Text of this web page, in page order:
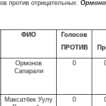
против отрицательных:
ФИО
Голосов
ПРОТИВ
Ормонов
Сапарали
0
Максатбек Уулу
0